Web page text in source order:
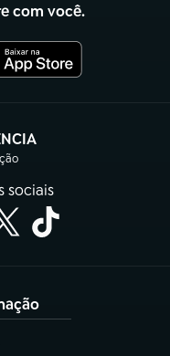
com você.
em nova aba)
sociais
aba)